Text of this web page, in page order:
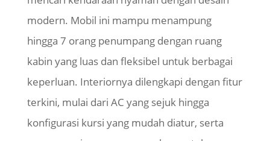
modern. Mobil ini mampu menampung
hingga 7 orang penumpang dengan ruang
kabin yang luas dan fleksibel untuk berbagai
keperluan. Interiornya dilengkapi dengan fitur
terkini, mulai dari AC yang sejuk hingga
konfigurasi kursi yang mudah diatur, serta